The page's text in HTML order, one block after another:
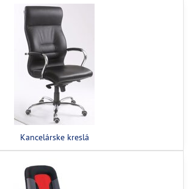
Kancelárske kreslá